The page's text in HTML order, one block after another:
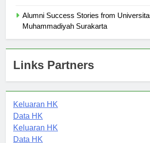
Alumni Success Stories from Universitas
Links Partners
Keluaran HK
Data HK
Keluaran HK